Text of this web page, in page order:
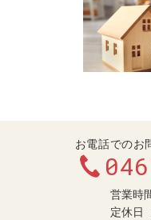
お電話でのお
営業時
定休日